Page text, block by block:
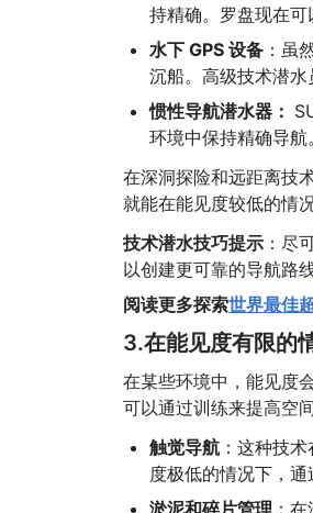
持精确。罗盘现在可
水下 GPS 设备：虽
沉船。高级技术潜水
惯性导航潜水器：
环境中保持精确导航
在深洞探险和远距离技
就能在能见度较低的情
技术潜水技巧提示：尽
以创建更可靠的导航路线
阅读更多探索世界最佳
3.在能见度有限的
在某些环境中，能见度
可以通过训练来提高空间
触觉导航：这种技术
度极低的情况下，通
淤泥和碎片管理 ：